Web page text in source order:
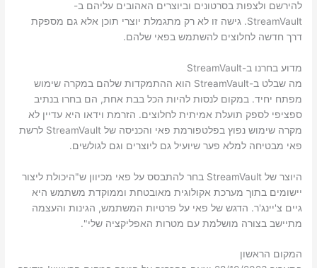
להירשם ולצפות בסרטונים וביוצרים האהובים עליהם ב-
StreamVault. גישה זו לא רק מתגמלת יוצרי תוכן אלא גם מספקת
דרך חדשה לחלוצים להשתמש בפאי שלהם.
מדוע בחרנו ב-StreamVault
מה שבלט ב-StreamVault הוא ההתמקדות שלהם במקרה שימוש
מפתח יחיד. במקום לנסות להיות הכל בבת אחת, הם בחרו בנתיב
ספציפי לספק תועלת אמיתית לחלוצים. הזרמת וידאו היא עדיין לא
מקרה שימוש נפוץ בפלטפורמת פאי והכניסה של StreamVault לרשת
פאי מבטיחה למלא פער שיועיל גם ליוצרים וגם לגולשים.
היוצר של StreamVault בחר להתבסס על פאי מכיוון ש"היכולת ליצור
יישומים בתוך מערכת אקולוגית מאובטחת וממוקדת משתמש היא
גיים צ'יינג'ר. הדגש של פאי על פרטיות המשתמש, הגינות והעצמה
מתיישב בצורה מושלמת עם מטרות האפליקציה שלי".
המקום הראשון